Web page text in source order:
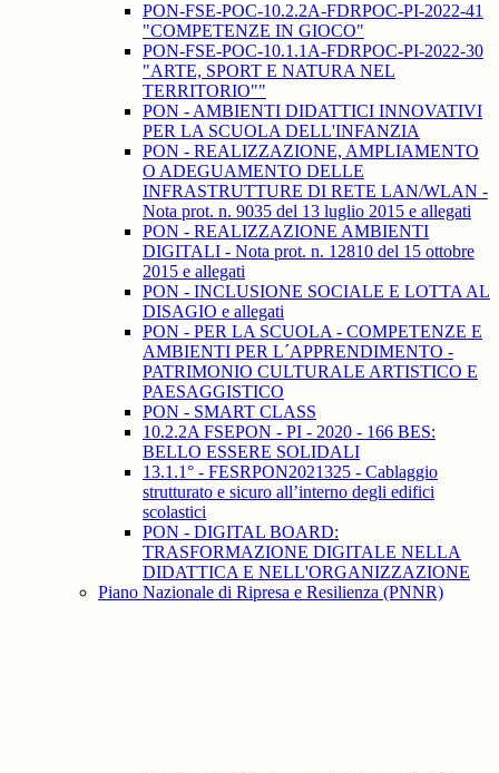
PON-FSE-POC-10.2.2A-FDRPOC-PI-2022-41
"COMPETENZE IN GIOCO"
PON-FSE-POC-10.1.1A-FDRPOC-PI-2022-30
"ARTE, SPORT E NATURA NEL
TERRITORIO""
PON - AMBIENTI DIDATTICI INNOVATIVI
PER LA SCUOLA DELL'INFANZIA
PON - REALIZZAZIONE, AMPLIAMENTO
O ADEGUAMENTO DELLE
INFRASTRUTTURE DI RETE LAN/WLAN -
Nota prot. n. 9035 del 13 luglio 2015 e allegati
PON - REALIZZAZIONE AMBIENTI
DIGITALI - Nota prot. n. 12810 del 15 ottobre
2015 e allegati
PON - INCLUSIONE SOCIALE E LOTTA AL
DISAGIO e allegati
PON - PER LA SCUOLA - COMPETENZE E
AMBIENTI PER L´APPRENDIMENTO -
PATRIMONIO CULTURALE ARTISTICO E
PAESAGGISTICO
PON - SMART CLASS
10.2.2A FSEPON - PI - 2020 - 166 BES:
BELLO ESSERE SOLIDALI
13.1.1° - FESRPON2021325 - Cablaggio
strutturato e sicuro all’interno degli edifici
scolastici
PON - DIGITAL BOARD:
TRASFORMAZIONE DIGITALE NELLA
DIDATTICA E NELL'ORGANIZZAZIONE
Piano Nazionale di Ripresa e Resilienza (PNNR)